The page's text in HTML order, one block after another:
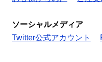
ソーシャルメディア
Twitter公式アカウント